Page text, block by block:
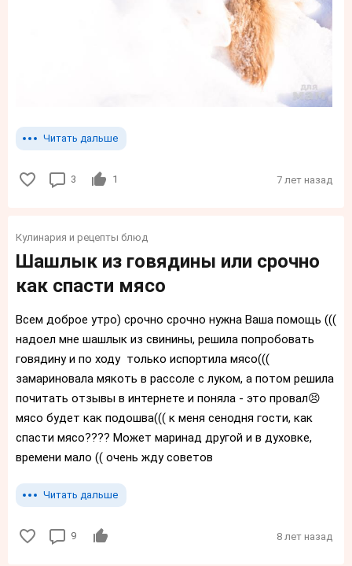
Читать дальше
3 1 7 лет назад
Кулинария и рецепты блюд
Шашлык из говядины или срочно
как спасти мясо
Всем доброе утро) срочно срочно нужна Ваша помощь (((
надоел мне шашлык из свинины, решила попробовать
говядину и по ходу только испортила мясо(((
замариновала мякоть в рассоле с луком, а потом решила
почитать отзывы в интернете и поняла - это провал😣
мясо будет как подошва((( к меня сенодня гости, как
спасти мясо???? Может маринад другой и в духовке,
времени мало (( очень жду советов
Читать дальше
9 8 лет назад